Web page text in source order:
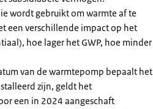
wordt gebruikt om warmte af te
een verschillende impact op het
hoe lager het GWP, hoe minder
van de warmtepomp bepaalt het
zijn, geldt het
een in 2024 aangeschaft